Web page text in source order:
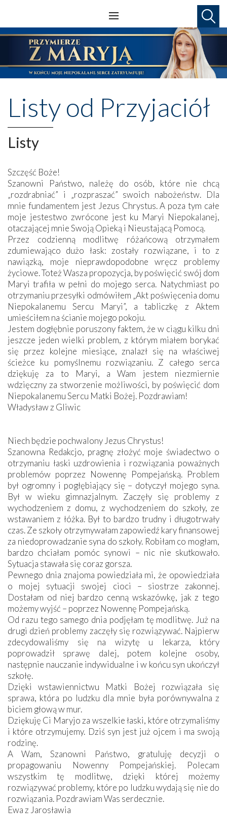
Listy od Przyjaciół
Listy
Szczęść Boże!
Szanowni Państwo, należę do osób, które nie chcą
„rozdrabniać” i „rozpraszać” swoich nabożeństw. Dla
mnie fundamentem jest Jezus Chrystus. A poza tym całe
moje jestestwo zwrócone jest ku Maryi Niepokalanej,
otaczającej mnie Swoją Opieką i Nieustającą Pomocą.
Przez codzienną modlitwę różańcową otrzymałem
zdumiewająco dużo łask: zostały rozwiązane, i to z
nawiązką, moje nieprawdopodobne wręcz problemy
życiowe. Toteż Wasza propozycja, by poświęcić swój dom
Maryi trafiła w pełni do mojego serca. Natychmiast po
otrzymaniu przesyłki odmówiłem „Akt poświęcenia domu
Niepokalanemu Sercu Maryi”, a tabliczkę z Aktem
umieściłem na ścianie mojego pokoju.
Jestem dogłębnie poruszony faktem, że w ciągu kilku dni
jeszcze jeden wielki problem, z którym miałem borykać
się przez kolejne miesiące, znalazł się na właściwej
ścieżce ku pomyślnemu rozwiązaniu. Z całego serca
dziękuję za to Maryi, a Wam jestem niezmiernie
wdzięczny za stworzenie możliwości, by poświęcić dom
Niepokalanemu Sercu Matki Bożej. Pozdrawiam!
Władysław z Gliwic
Niech będzie pochwalony Jezus Chrystus!
Szanowna Redakcjo, pragnę złożyć moje świadectwo o
otrzymaniu łaski uzdrowienia i rozwiązania poważnych
problemów poprzez Nowennę Pompejańską. Problem
był ogromny i pogłębiający się – dotyczył mojego syna.
Był w wieku gimnazjalnym. Zaczęły się problemy z
wychodzeniem z domu, z wychodzeniem do szkoły, ze
wstawaniem z łóżka. Był to bardzo trudny i długotrwały
czas. Ze szkoły otrzymywałam zapowiedź kary finansowej
za niedoprowadzanie syna do szkoły. Robiłam co mogłam,
bardzo chciałam pomóc synowi – nic nie skutkowało.
Sytuacja stawała się coraz gorsza.
Pewnego dnia znajoma powiedziała mi, że opowiedziała
o mojej sytuacji swojej cioci – siostrze zakonnej.
Dostałam od niej bardzo cenną wskazówkę, jak z tego
możemy wyjść – poprzez Nowennę Pompejańską.
Od razu tego samego dnia podjęłam tę modlitwę. Już na
drugi dzień problemy zaczęły się rozwiązywać. Najpierw
zdecydowaliśmy się na wizytę u lekarza, który
poprowadził sprawę dalej, potem kolejne osoby,
następnie nauczanie indywidualne i w końcu syn ukończył
szkołę.
Dzięki wstawiennictwu Matki Bożej rozwiązała się
sprawa, która po ludzku dla mnie była porównywalna z
biciem głową w mur.
Dziękuję Ci Maryjo za wszelkie łaski, które otrzymaliśmy
i które otrzymujemy. Dziś syn jest już ojcem i ma swoją
rodzinę.
A Wam, Szanowni Państwo, gratuluję decyzji o
propagowaniu Nowenny Pompejańskiej. Polecam
wszystkim tę modlitwę, dzięki której możemy
rozwiązywać problemy, które po ludzku wydają się nie do
rozwiązania. Pozdrawiam Was serdecznie.
Ewa z Jarosławia